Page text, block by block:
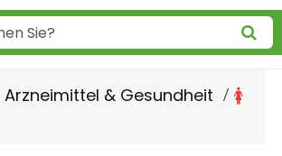
Arzneimittel & Gesundheit
🚺